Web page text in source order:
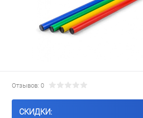
Отзывов: 0
СКИДКИ: